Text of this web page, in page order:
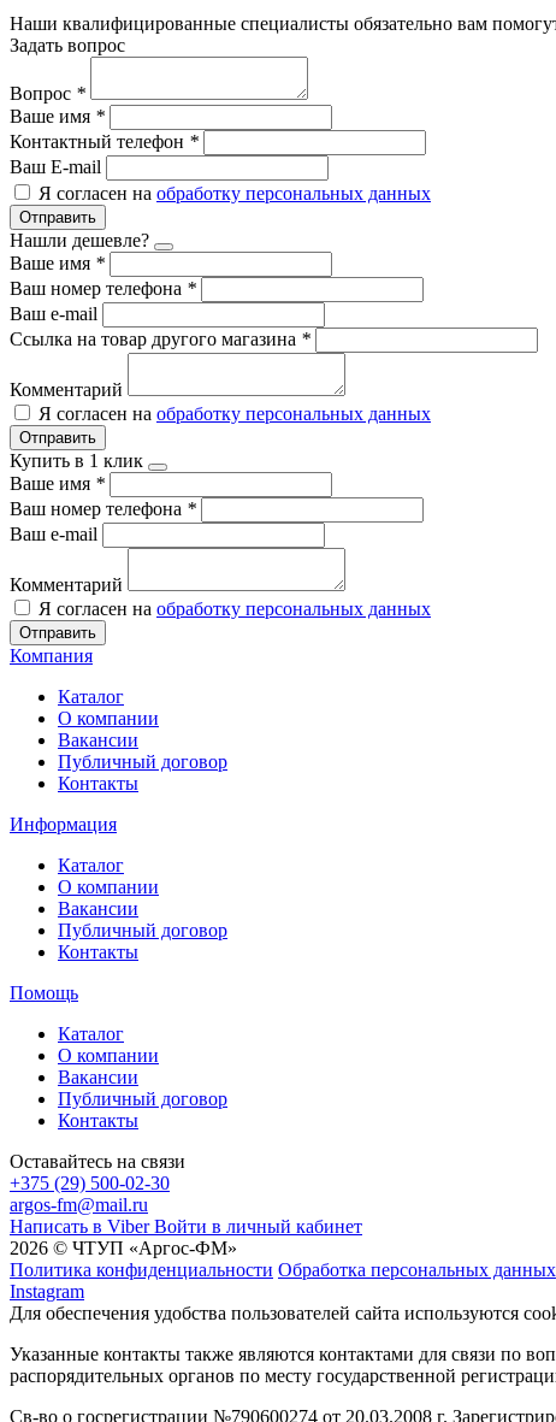
Наши квалифицированные специалисты обязательно вам
Задать вопрос
Вопрос *
Ваше имя *
Контактный телефон *
Ваш E-mail
Я согласен на обработку персональных данных
Отправить
Нашли дешевле?
Ваше имя *
Ваш номер телефона *
Ваш e-mail
Ссылка на товар другого магазина *
Комментарий
Я согласен на обработку персональных данных
Отправить
Купить в 1 клик
Ваше имя *
Ваш номер телефона *
Ваш e-mail
Комментарий
Я согласен на обработку персональных данных
Отправить
Компания
Каталог
О компании
Вакансии
Публичный договор
Контакты
Информация
Каталог
О компании
Вакансии
Публичный договор
Контакты
Помощь
Каталог
О компании
Вакансии
Публичный договор
Контакты
Оставайтесь на связи
+375 (29) 500-02-30
argos-fm@mail.ru
Написать в Viber Войти в личный кабинет
2026 © ЧТУП «Аргос-ФМ»
Политика конфиденциальности Обработка персональных данных
Instagram
Для обеспечения удобства пользователей сайта используются
Указанные контакты также являются контактами для связи по
распорядительных органов по месту государственной
Св-во о госрегистрации №790600274 от 20.03.2008 г.